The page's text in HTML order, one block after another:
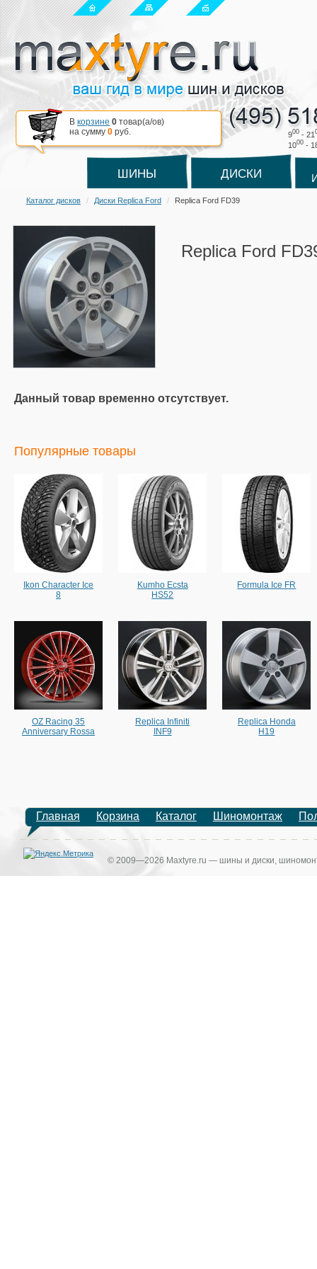
900 - 21
1000 -
В корзине 0 товар(a/ов)
на сумму 0 руб.
ШИНЫ ДИСКИ
Каталог дисков Диски Replica Ford Replica Ford FD39
Replica Ford
Данный товар временно отсутствует.
Популярные товары
Ikon Character Ice
8
Kumho Ecsta
HS52
Formula Ice FR
OZ Racing 35
Anniversary Rossa
Replica Infiniti
INF9
Replica Honda
H19
Главная Корзина Каталог Шиномонтаж
© 2009—2026 Maxtyre.ru — шины и диски,